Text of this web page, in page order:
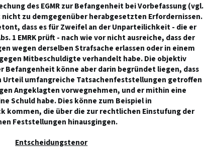
des EGMR zur Befangenheit bei Vorbefassung (vgl.
zu demgegenüber herabgesetzten Erfordernissen.
dass es für Zweifel an der Unparteilichkeit - die er
1 EMRK prüft - nach wie vor nicht ausreiche, dass der
wegen derselben Strafsache erlassen oder in einem
Mitbeschuldigte verhandelt habe. Die objektiv
könne aber darin begründet liegen, dass
Urteil umfangreiche Tatsachenfeststellungen getroffen
Angeklagten vorwegnehmen, und er mithin eine
Schuld habe. Dies könne zum Beispiel in
kommen, die über die zur rechtlichen Einstufung der
Feststellungen hinausgingen.
Entscheidungstenor